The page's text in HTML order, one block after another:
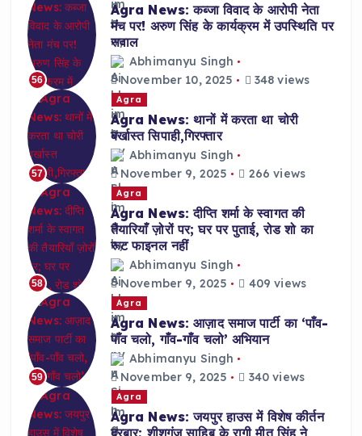
56
Agra News: कब्जा विवाद के आरोपी नेता
मंच पर! अरुण सिंह के कार्यक्रम में उपस्थिति पर
सवाल
Abhimanyu Singh
November 10, 2025
348 views
57
Agra
Agra News: थानों में करता था चोरी
बर्खास्त सिपाही,गिरफ्तार
Abhimanyu Singh
November 9, 2025
266 views
58
Agra
Agra News: दीप्ति शर्मा के स्वागत की
तैयारियाँ ज़ोरों पर; घर पर पुताई, रोड शो का
रूट फाइनल नहीं
Abhimanyu Singh
November 9, 2025
409 views
59
Agra
Agra News: आज़ाद समाज पार्टी का ‘पाँव-
पाँव चलो, गाँव-गाँव चलो’ अभियान
Abhimanyu Singh
November 9, 2025
340 views
Agra
Agra News: जयपुर हाउस में विशेष कीर्तन
दरबार; शीशगंज साहिब के रागी मीत सिंह ने